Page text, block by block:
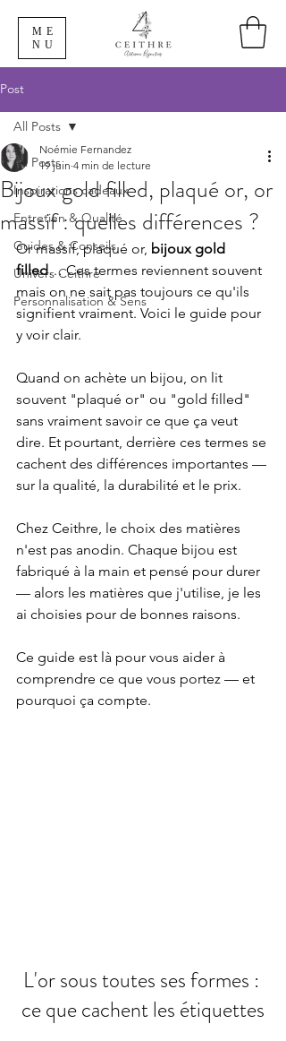
ME
NU
Post
All Posts
Inspirations cadeaux
Entretien & Qualité
Guides & Conseils
Univers Ceithre
Personnalisation & Sens
All Posts
Bijoux gold filled, plaqué or, or
massif : quelles différences ?
Noémie Fernandez
19 juin 4 min de lecture
Or massif, plaqué or, bijoux gold
filled… Ces termes reviennent souvent
mais on ne sait pas toujours ce qu'ils
signifient vraiment. Voici le guide pour
y voir clair.
Quand on achète un bijou, on lit
souvent "plaqué or" ou "gold filled"
sans vraiment savoir ce que ça veut
dire. Et pourtant, derrière ces termes se
cachent des différences importantes —
sur la qualité, la durabilité et le prix.
Chez Ceithre, le choix des matières
n'est pas anodin. Chaque bijou est
fabriqué à la main et pensé pour durer
— alors les matières que j'utilise, je les
ai choisies pour de bonnes raisons.
Ce guide est là pour vous aider à
comprendre ce que vous portez — et
pourquoi ça compte.
L'or sous toutes ses formes :
ce que cachent les étiquettes